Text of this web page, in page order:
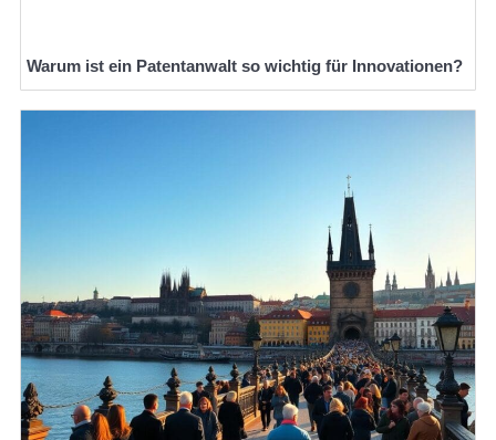
Warum ist ein Patentanwalt so wichtig für Innovationen?